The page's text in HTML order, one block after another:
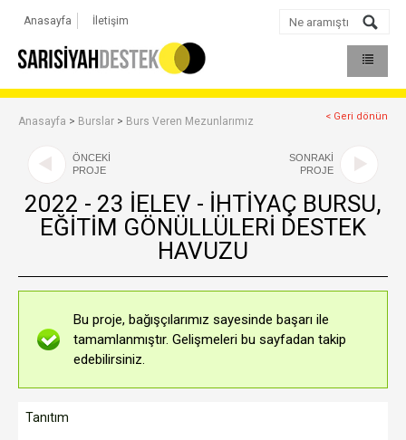
Anasayfa İletişim
Anasayfa > Burslar > Burs Veren Mezunlarımız < Geri dönün
ÖNCEKİ
PROJE
2022 - 23 İELEV - İHTİYAÇ BURSU,
EĞİTİM GÖNÜLLÜLERİ DESTEK
HAVUZU
SONRAKİ
PROJE
Bu proje, bağışçılarımız sayesinde başarı ile
tamamlanmıştır. Gelişmeleri bu sayfadan takip
edebilirsiniz.
Tanıtım